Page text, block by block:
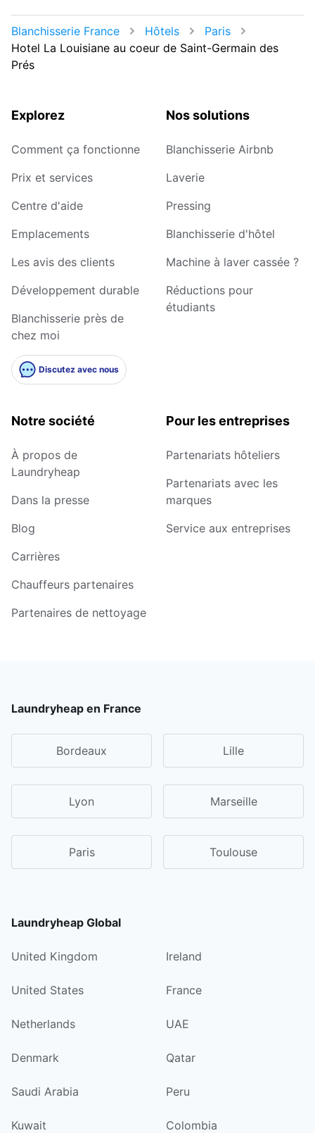
Blanchisserie France Hôtels
Paris
Hotel La Louisiane au coeur de Saint-Germain des
Prés
Explorez
Comment ça fonctionne
Prix et services
Centre d'aide
Emplacements
Les avis des clients
Développement durable
Blanchisserie près de
chez moi
Discutez avec nous
Nos solutions
Blanchisserie Airbnb
Laverie
Pressing
Blanchisserie d'hôtel
Machine à laver cassée ?
Réductions pour
étudiants
Notre société
À propos de
Laundryheap
Dans la presse
Blog
Carrières
Chauffeurs partenaires
Partenaires de nettoyage
Pour les entreprises
Partenariats hôteliers
Partenariats avec les
marques
Service aux entreprises
Laundryheap en France
Bordeaux Lille
Lyon Marseille
Paris Toulouse
Laundryheap Global
United Kingdom Ireland
United States France
Netherlands UAE
Denmark Qatar
Saudi Arabia Peru
Kuwait Colombia